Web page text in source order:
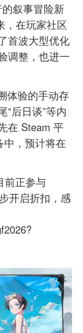
叙事冒险新
，在玩家社区
首波大型优化
调整，也进一
体验的手动存
“后日谈”等内
在 Steam 平
中，预计将在
前正参与
开启折扣，感